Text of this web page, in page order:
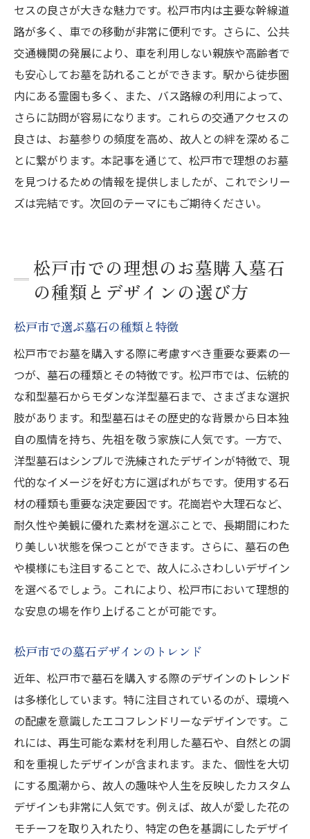
セスの良さが大きな魅力です。松戸市内は主要な幹線道
路が多く、車での移動が非常に便利です。さらに、公共
交通機関の発展により、車を利用しない親族や高齢者で
も安心してお墓を訪れることができます。駅から徒歩圏
内にある霊園も多く、また、バス路線の利用によって、
さらに訪問が容易になります。これらの交通アクセスの
良さは、お墓参りの頻度を高め、故人との絆を深めるこ
とに繋がります。本記事を通じて、松戸市で理想のお墓
を見つけるための情報を提供しましたが、これでシリー
ズは完結です。次回のテーマにもご期待ください。
松戸市での理想のお墓購入墓石
の種類とデザインの選び方
松戸市で選ぶ墓石の種類と特徴
松戸市でお墓を購入する際に考慮すべき重要な要素の一
つが、墓石の種類とその特徴です。松戸市では、伝統的
な和型墓石からモダンな洋型墓石まで、さまざまな選択
肢があります。和型墓石はその歴史的な背景から日本独
自の風情を持ち、先祖を敬う家族に人気です。一方で、
洋型墓石はシンプルで洗練されたデザインが特徴で、現
代的なイメージを好む方に選ばれがちです。使用する石
材の種類も重要な決定要因です。花崗岩や大理石など、
耐久性や美観に優れた素材を選ぶことで、長期間にわた
り美しい状態を保つことができます。さらに、墓石の色
や模様にも注目することで、故人にふさわしいデザイン
を選べるでしょう。これにより、松戸市において理想的
な安息の場を作り上げることが可能です。
松戸市での墓石デザインのトレンド
近年、松戸市で墓石を購入する際のデザインのトレンド
は多様化しています。特に注目されているのが、環境へ
の配慮を意識したエコフレンドリーなデザインです。こ
れには、再生可能な素材を利用した墓石や、自然との調
和を重視したデザインが含まれます。また、個性を大切
にする風潮から、故人の趣味や人生を反映したカスタム
デザインも非常に人気です。例えば、故人が愛した花の
モチーフを取り入れたり、特定の色を基調にしたデザイ